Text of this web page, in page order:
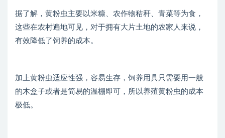
据了解，黄粉虫主要以米糠、农作物秸秆、青菜等为食，
这些在农村遍地可见，对于拥有大片土地的农家人来说，
有效降低了饲养的成本。
加上黄粉虫适应性强，容易生存，饲养用具只需要用一般
的木盒子或者是简易的温棚即可，所以养殖黄粉虫的成本
极低。